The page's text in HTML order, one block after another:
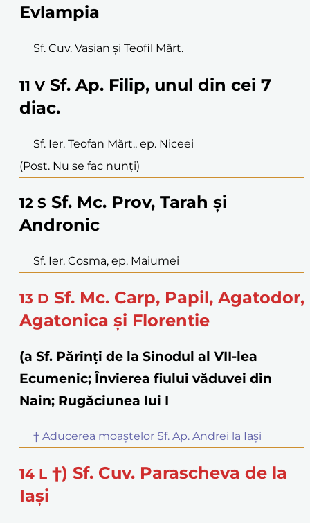
Evlampia
Sf. Cuv. Vasian și Teofil Mărt.
11 V Sf. Ap. Filip, unul din cei 7
diac.
Sf. Ier. Teofan Mărt., ep. Niceei
(Post. Nu se fac nunți)
12 S Sf. Mc. Prov, Tarah și
Andronic
Sf. Ier. Cosma, ep. Maiumei
13 D Sf. Mc. Carp, Papil, Agatodor,
Agatonica și Florentie
(a Sf. Părinţi de la Sinodul al VII-lea
Ecumenic; Învierea fiului văduvei din
Nain; Rugăciunea lui I
† Aducerea moaștelor Sf. Ap. Andrei la Iași
14 L †) Sf. Cuv. Parascheva de la
Iași